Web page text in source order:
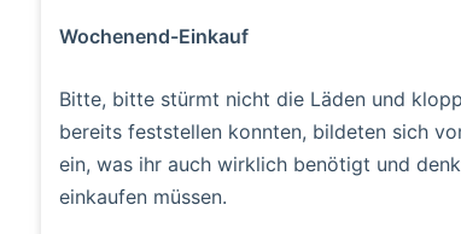
Wochenend-Einkauf
Bitte, bitte stürmt nicht die Läden und
bereits feststellen konnten, bildeten sich
ein, was ihr auch wirklich benötigt und
einkaufen müssen.